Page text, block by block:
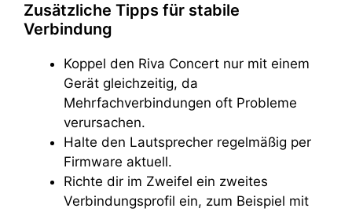
Zusätzliche Tipps für stabile
Verbindung
Koppel den Riva Concert nur mit einem
Gerät gleichzeitig, da
Mehrfachverbindungen oft Probleme
verursachen.
Halte den Lautsprecher regelmäßig per
Firmware aktuell.
Richte dir im Zweifel ein zweites
Verbindungsprofil ein, zum Beispiel mit